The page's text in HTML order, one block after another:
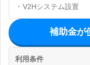
V2Hシステム設置
補助金が
利用条件